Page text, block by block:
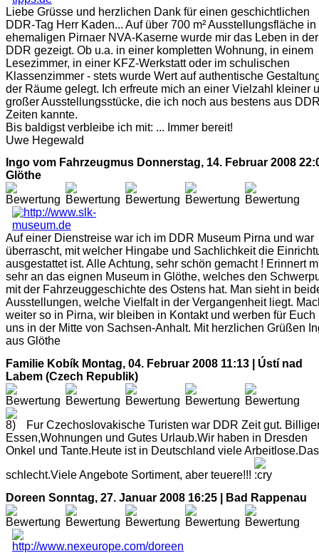
Liebe Grüsse und herzlichen Dank für einen geschichtlichen
DDR-Tag Herr Kaden... Auf über 700 m² Ausstellungsfläche in
ehemaligen Pirnaer NVA-Kaserne wurde mir das Leben in der
DDR gezeigt. Ob u.a. in einer kompletten Wohnung, in einem
Lesezimmer, in einer KFZ-Werkstatt oder im schulischen
Klassenzimmer - stets wurde Wert auf authentische
der Räume gelegt. Ich erfreute mich an einer Vielzahl kleiner
großer Ausstellungsstücke, die ich noch aus bestens aus
Zeiten kannte.
Bis baldigst verbleibe ich mit: ... Immer bereit!
Uwe Hegewald
Ingo vom Fahrzeugmus Donnerstag, 14. Februar 2008
Glöthe
Auf einer Dienstreise war ich im DDR Museum Pirna und war
überrascht, mit welcher Hingabe und Sachlichkeit die
ausgestattet ist. Alle Achtung, sehr schön gemacht ! Erinnert
sehr an das eignen Museum in Glöthe, welches den
mit der Fahrzeuggeschichte des Ostens hat. Man sieht in
Ausstellungen, welche Vielfalt in der Vergangenheit liegt.
weiter so in Pirna, wir bleiben in Kontakt und werben für Euch
uns in der Mitte von Sachsen-Anhalt. Mit herzlichen Grüßen
aus Glöthe
Familie Kobík Montag, 04. Februar 2008 11:13 | Ústí nad
Labem (Czech Republik)
Fur Czechoslovakische Turisten war DDR Zeit gut.
Essen,Wohnungen und Gutes Urlaub.Wir haben in Dresden
Onkel und Tante.Heute ist in Deutschland viele
schlecht.Viele Angebote Sortiment, aber teuere!!!
Doreen Sonntag, 27. Januar 2008 16:25 | Bad Rappenau